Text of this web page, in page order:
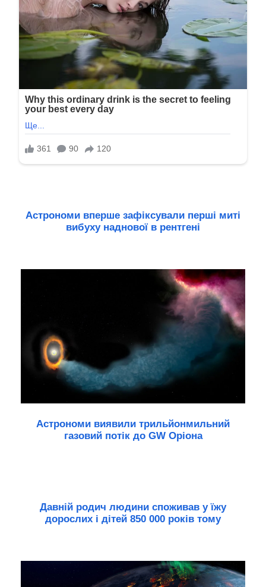
Астрономи вперше зафіксували перші миті
вибуху наднової в рентгені
Астрономи виявили трильйонмильний
газовий потік до GW Оріона
Давній родич людини споживав у їжу
дорослих і дітей 850 000 років тому